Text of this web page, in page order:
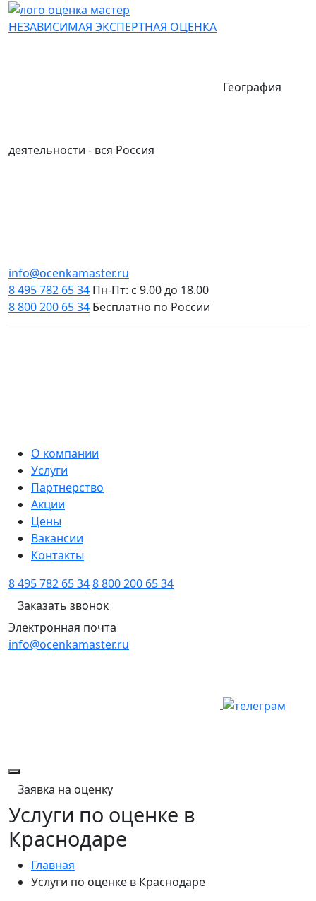
НЕЗАВИСИМАЯ ЭКСПЕРТНАЯ ОЦЕНКА
География
деятельности - вся Россия
info@ocenkamaster.ru
8 495 782 65 34 Пн-Пт: с 9.00 до 18.00
8 800 200 65 34 Бесплатно по России
О компании
Услуги
Партнерство
Акции
Цены
Вакансии
Контакты
8 495 782 65 348 800 200 65 34
Заказать звонок
Электронная почта
info@ocenkamaster.ru
Заявка на оценку
Услуги по оценке в
Краснодаре
Главная
Услуги по оценке в Краснодаре